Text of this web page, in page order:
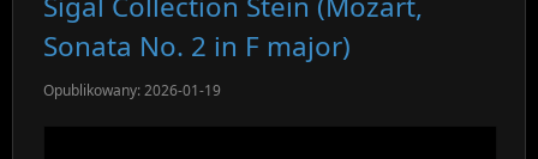
Sonata No. 2 in F major)
Opublikowany: 2026-01-19